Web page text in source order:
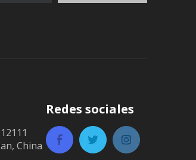
China
Redes sociales